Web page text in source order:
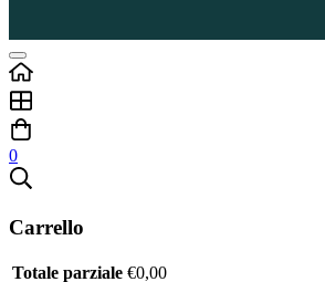
0
Carrello
Totale parziale €0,00